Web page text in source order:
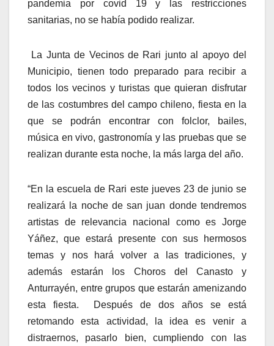
pandemia por covid 19 y las restricciones
sanitarias, no se había podido realizar.
La Junta de Vecinos de Rari junto al apoyo del
Municipio, tienen todo preparado para recibir a
todos los vecinos y turistas que quieran disfrutar
de las costumbres del campo chileno, fiesta en la
que se podrán encontrar con folclor, bailes,
música en vivo, gastronomía y las pruebas que se
realizan durante esta noche, la más larga del año.
“En la escuela de Rari este jueves 23 de junio se
realizará la noche de san juan donde tendremos
artistas de relevancia nacional como es Jorge
Yáñez, que estará presente con sus hermosos
temas y nos hará volver a las tradiciones, y
además estarán los Choros del Canasto y
Anturrayén, entre grupos que estarán amenizando
esta fiesta. Después de dos años se está
retomando esta actividad, la idea es venir a
distraernos, pasarlo bien, cumpliendo con las